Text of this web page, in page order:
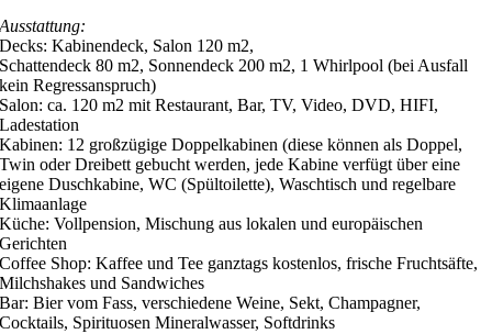
Ausstattung:
Decks: Kabinendeck, Salon 120 m2,
Schattendeck 80 m2, Sonnendeck 200 m2, 1 Whirlpool (bei Ausfall
kein Regressanspruch)
Salon: ca. 120 m2 mit Restaurant, Bar, TV, Video, DVD, HIFI,
Ladestation
Kabinen: 12 großzügige Doppelkabinen (diese können als Doppel,
Twin oder Dreibett gebucht werden, jede Kabine verfügt über eine
eigene Duschkabine, WC (Spültoilette), Waschtisch und regelbare
Klimaanlage
Küche: Vollpension, Mischung aus lokalen und europäischen
Gerichten
Coffee Shop: Kaffee und Tee ganztags kostenlos, frische Fruchtsäfte,
Milchshakes und Sandwiches
Bar: Bier vom Fass, verschiedene Weine, Sekt, Champagner,
Cocktails, Spirituosen Mineralwasser, Softdrinks